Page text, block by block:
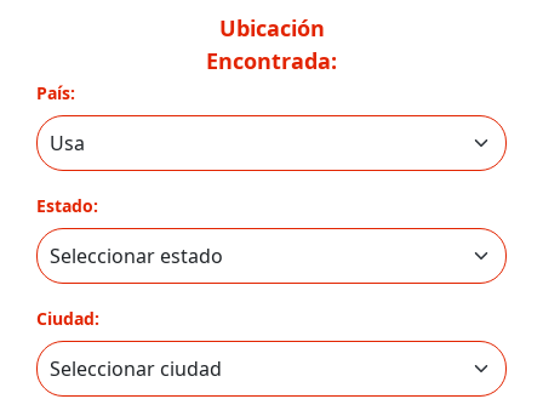
Ubicación
Encontrada:
País:
Estado:
Ciudad: